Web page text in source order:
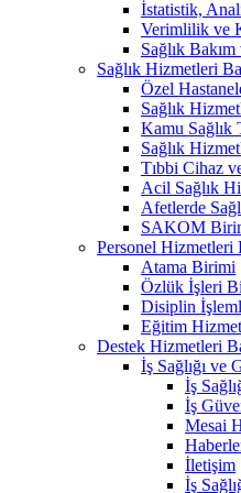
İstatistik,
Verimlilik ve
Sağlık
Sağlık Hizmetleri
Özel
Sağlık
Kamu Sağlık
Sağlık
Tıbbi Cihaz
Acil Sağlık
Afetlerde
SAKOM
Personel Hizmetleri
Atama Birimi
Özlük İşleri
Disiplin
Eğitim
Destek Hizmetleri
İş Sağlığı
İş
İş
Mesai
İletişim
İş